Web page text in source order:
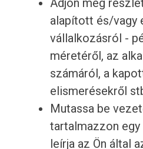
Adjon meg
alapított és/vagy
vállalkozásról -
méretéről, az
számáról, a
elismerésekről
Mutassa be
tartalmazzon
leírja az Ön által